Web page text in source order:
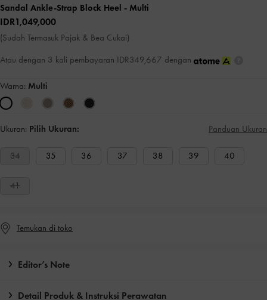
Sandal Ankle-Strap Block Heel - Multi
IDR1,049,000
(Sudah Termasuk Pajak & Bea Cukai)
Atau dengan 3 kali pembayaran IDR349,667 dengan
Warna: Multi
Ukuran: Pilih Ukuran: Panduan Ukuran
34 35 36 37 38 39 40
41
Temukan di toko
Editor’s Note
Detail Produk & Instruksi Perawatan